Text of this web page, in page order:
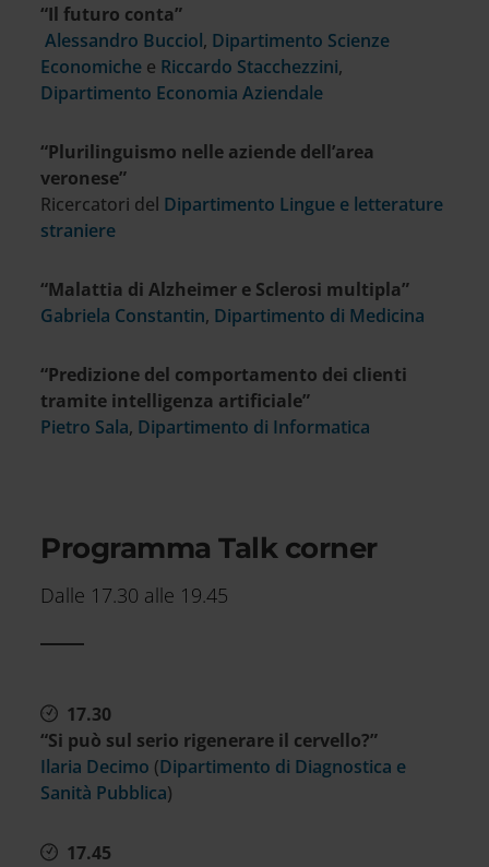
“Il futuro conta”
Alessandro Bucciol, Dipartimento Scienze
Economiche e Riccardo Stacchezzini,
Dipartimento Economia Aziendale
“Plurilinguismo nelle aziende dell’area
veronese”
Ricercatori del Dipartimento Lingue e letterature
straniere
“Malattia di Alzheimer e Sclerosi multipla”
Gabriela Constantin, Dipartimento di Medicina
“Predizione del comportamento dei clienti
tramite intelligenza artificiale”
Pietro Sala, Dipartimento di Informatica
Programma Talk corner
Dalle 17.30 alle 19.45
17.30
“Si può sul serio rigenerare il cervello?”
Ilaria Decimo (Dipartimento di Diagnostica e
Sanità Pubblica)
17.45